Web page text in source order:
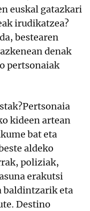
euskal gatazkari
irudikatzea?
bestearen
denak
pertsonaiak
kideen artean
bat eta
aldeko
poliziak,
erakutsi
baldintzarik eta
Destino